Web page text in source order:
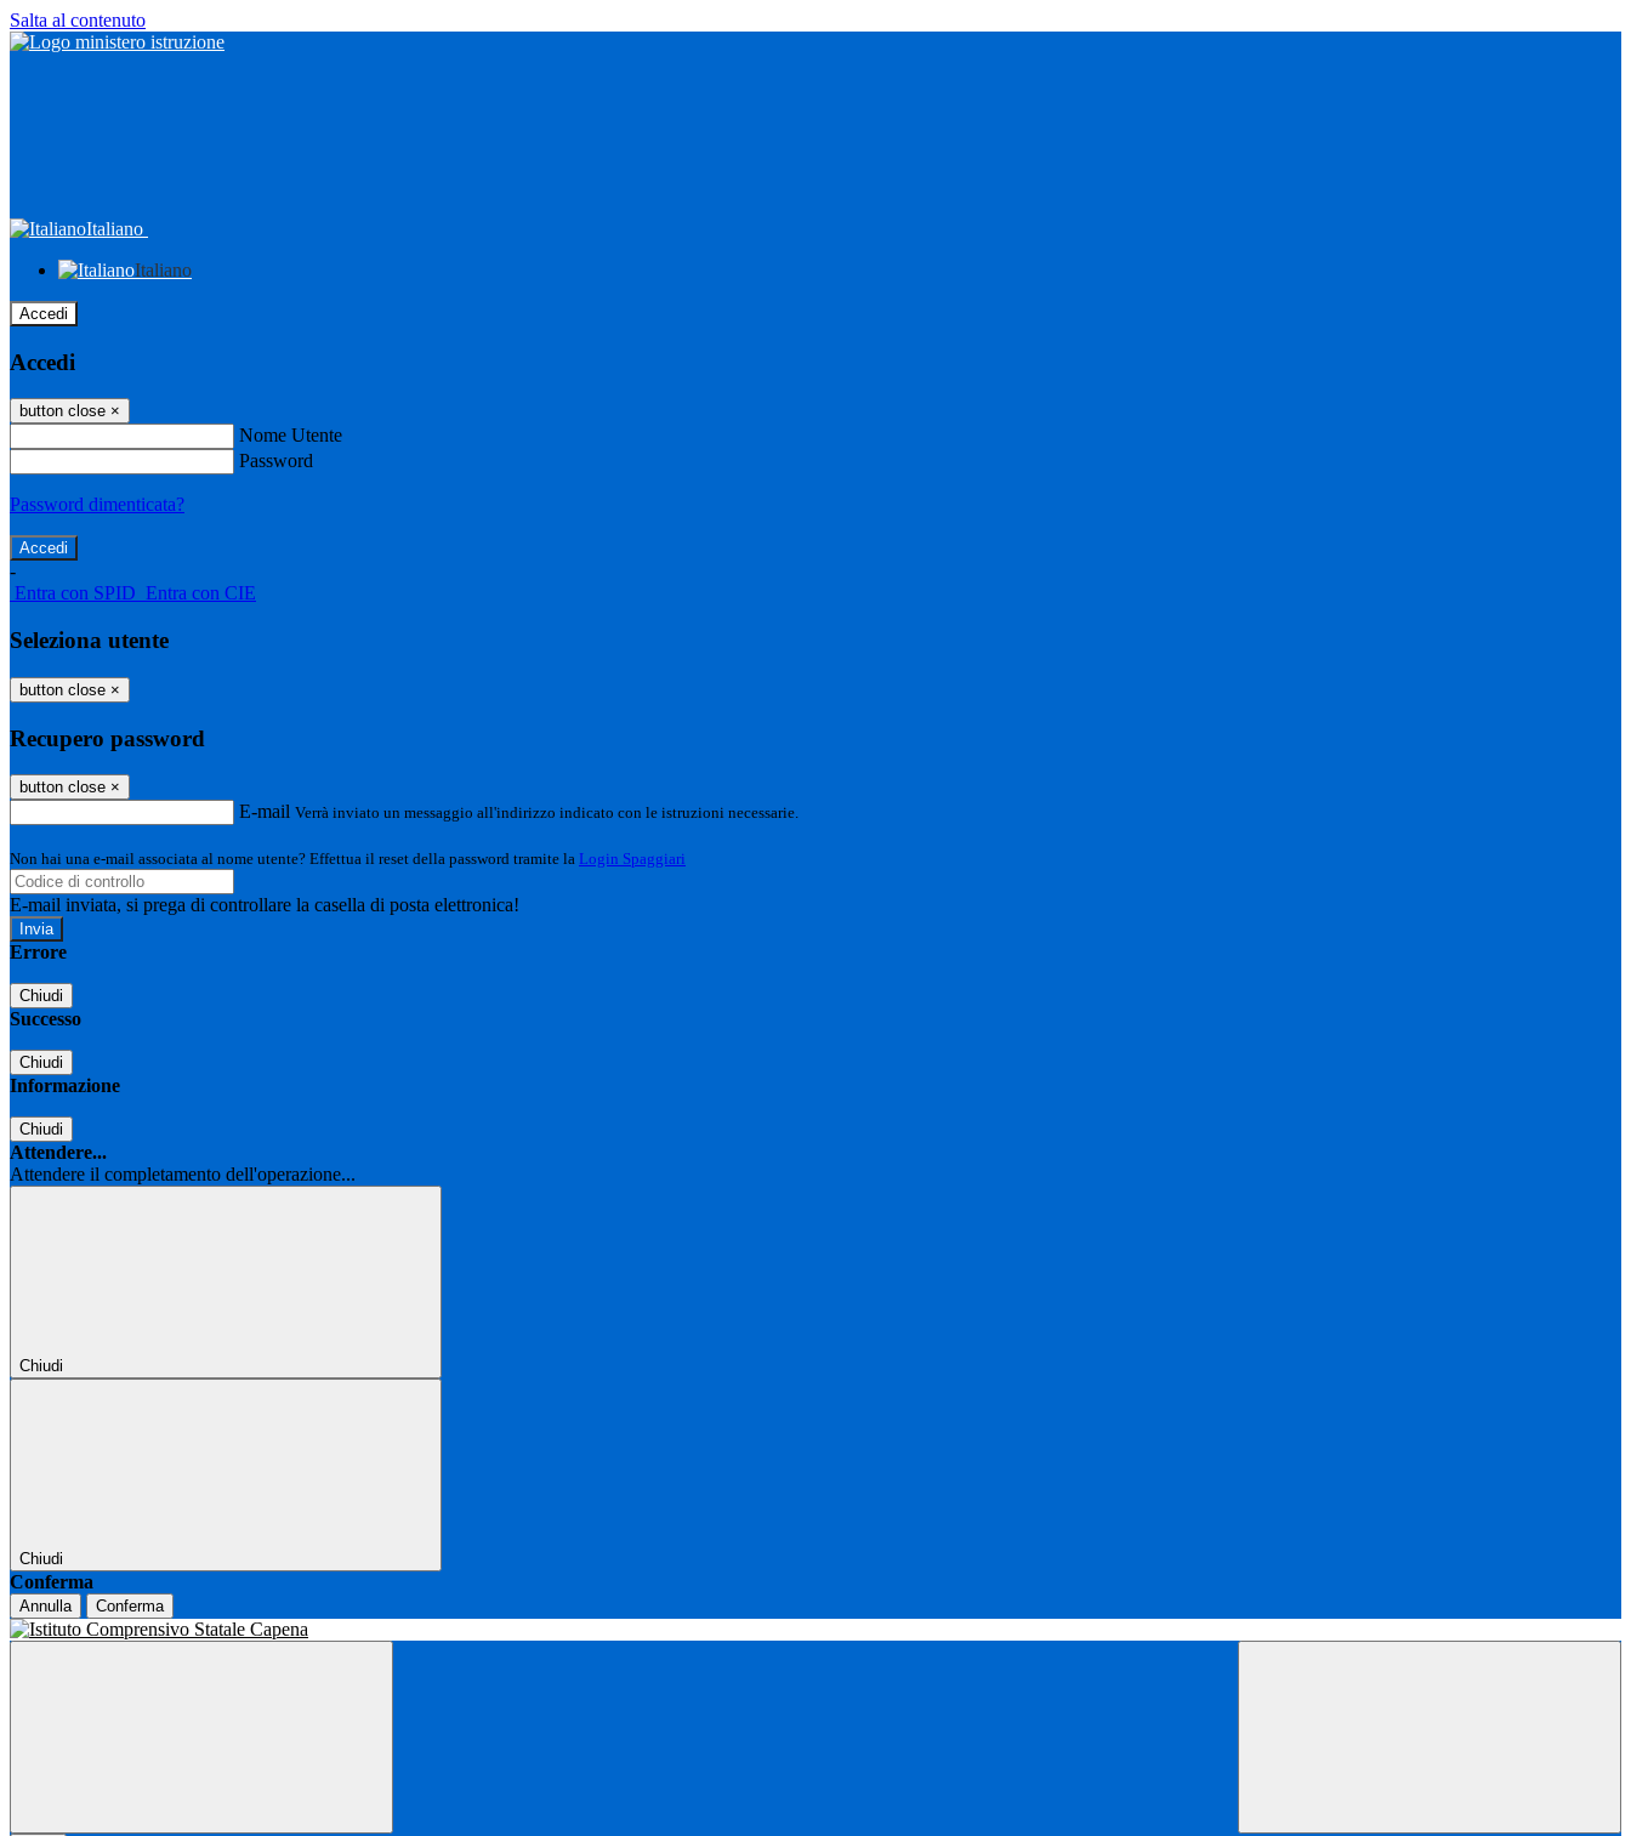
Salta al contenuto
Italiano
Italiano
Accedi
Accedi
button close ×
Nome Utente
Password
Password dimenticata?
-
Entra con SPID Entra con CIE
Seleziona utente
button close ×
Recupero password
button close ×
E-mail Verrà inviato un messaggio all'indirizzo indicato con le istruzioni necessarie.
Non hai una e-mail associata al nome utente? Effettua il reset della password tramite la Login Spaggiari
E-mail inviata, si prega di controllare la casella di posta elettronica!
Errore
Chiudi
Successo
Chiudi
Informazione
Chiudi
Attendere...
Attendere il completamento dell'operazione...
Chiudi
Chiudi
Conferma
Annulla Conferma